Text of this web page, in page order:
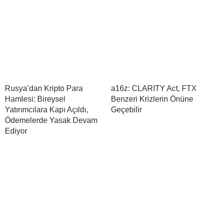
Rusya’dan Kripto Para
Hamlesi: Bireysel
Yatırımcılara Kapı Açıldı,
Ödemelerde Yasak Devam
Ediyor
a16z: CLARITY Act, FTX
Benzeri Krizlerin Önüne
Geçebilir